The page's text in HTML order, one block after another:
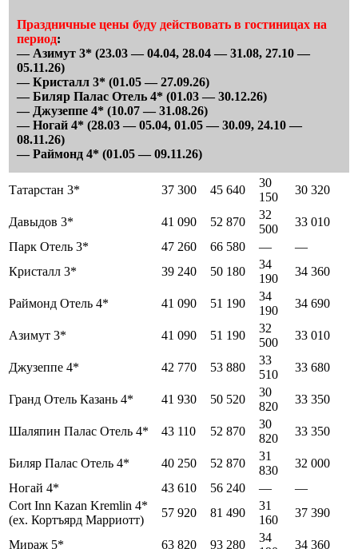
Праздничные цены буду действовать в гостиницах на
период:
— Азимут 3* (23.03 — 04.04, 28.04 — 31.08, 27.10 —
05.11.26)
— Кристалл 3* (01.05 — 27.09.26)
— Биляр Палас Отель 4* (01.03 — 30.12.26)
— Джузеппе 4* (10.07 — 31.08.26)
— Ногай 4* (28.03 — 05.04, 01.05 — 30.09, 24.10 —
08.11.26)
— Раймонд 4* (01.05 — 09.11.26)
Татарстан 3* 37 300 45 640
30
150
30 320
Давыдов 3* 41 090 52 870
32
500
33 010
Парк Отель 3*
47 260 66 580 —
—
Кристалл 3*
39 240 50 180
34
190
34 360
Раймонд Отель 4* 41 090 51 190
34
190
34 690
Азимут 3* 41 090 51 190
32
500
33 010
Джузеппе 4* 42 770 53 880
33
510
33 680
Гранд Отель Казань 4* 41 930 50 520
30
820
33 350
Шаляпин Палас Отель 4* 43 110 52 870
30
820
33 350
Биляр Палас Отель 4* 40 250 52 870
31
830
32 000
Ногай 4*
43 610 56 240 —
—
Cort Inn Kazan Kremlin 4*
(ex. Кортъярд Марриотт)
57 920 81 490
31
160
37 390
Мираж 5* 63 820 93 280
34
34 360